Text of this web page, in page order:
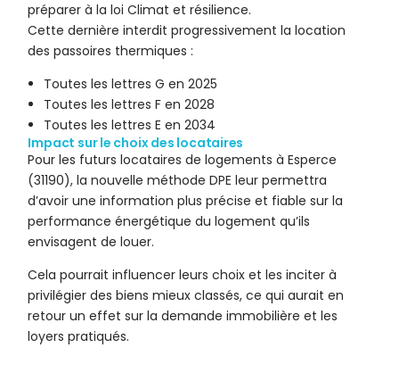
préparer à la loi Climat et résilience.
Cette dernière interdit progressivement la location
des passoires thermiques :
Toutes les lettres G en 2025
Toutes les lettres F en 2028
Toutes les lettres E en 2034
Impact sur le choix des locataires
Pour les futurs locataires de logements à Esperce
(31190), la nouvelle méthode DPE leur permettra
d’avoir une information plus précise et fiable sur la
performance énergétique du logement qu’ils
envisagent de louer.
Cela pourrait influencer leurs choix et les inciter à
privilégier des biens mieux classés, ce qui aurait en
retour un effet sur la demande immobilière et les
loyers pratiqués.